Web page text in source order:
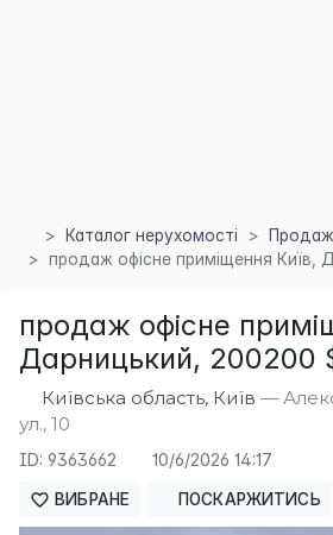
Каталог нерухомості
Продаж
продаж офісне приміщення Київ,
продаж офісне
Дарницький, 200200
Київська область, Київ —
ул., 10
ID: 9363662 10/6/2026 14:17
ВИБРАНЕ ПОСКАРЖИТИСЬ